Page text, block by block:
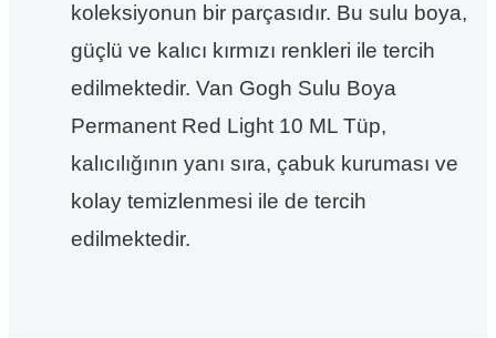
koleksiyonun bir parçasıdır. Bu sulu boya,
güçlü ve kalıcı kırmızı renkleri ile tercih
edilmektedir. Van Gogh Sulu Boya
Permanent Red Light 10 ML Tüp,
kalıcılığının yanı sıra, çabuk kuruması ve
kolay temizlenmesi ile de tercih
edilmektedir.